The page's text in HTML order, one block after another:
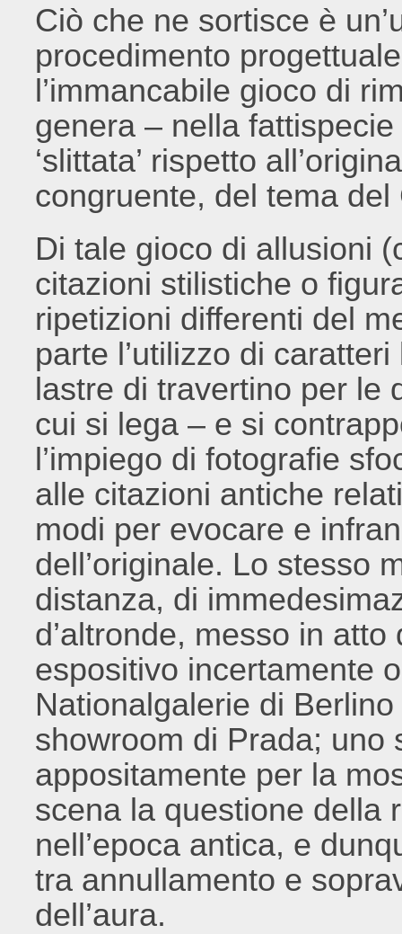
Ciò che ne sortisce è
procedimento
l’immancabile gioco di
genera – nella
‘slittata’ rispetto
congruente, del tema del
Di tale gioco di allusioni
citazioni stilistiche o
ripetizioni differenti del
parte l’utilizzo di
lastre di travertino per le
cui si lega – e si
l’impiego di fotografie
alle citazioni antiche
modi per evocare e
dell’originale. Lo stesso
distanza, di
d’altronde, messo in
espositivo incertamente
Nationalgalerie di
showroom di Prada; uno
appositamente per la
scena la questione della
nell’epoca antica, e
tra annullamento e
dell’aura.